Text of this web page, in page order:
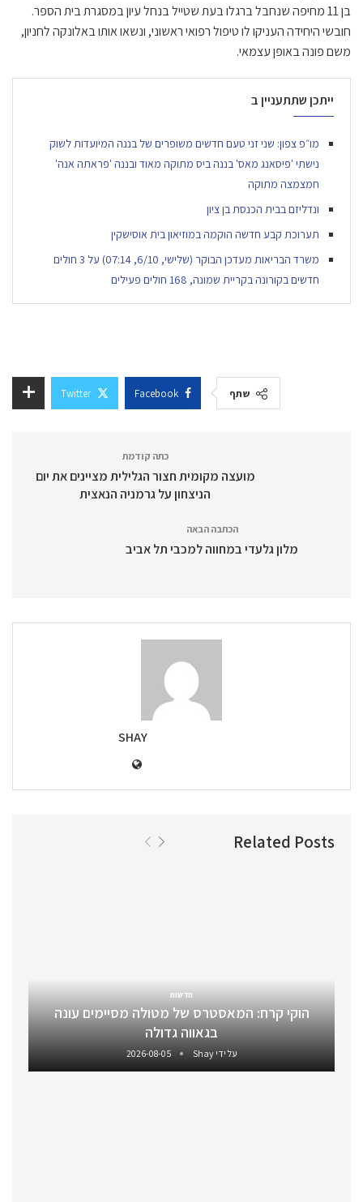
בן 11 מחיפה שנחבל ברגלו בעת שטייל בנחל עיון במסגרת בית הספר.
חובשי היחידה העניקו לו טיפול רפואי ראשוני, ונשאו אותו באלונקה לחניון,
משם פונה באופן עצמאי.
ייתכן שתתעניין ב
מו״פ צפון: שני זני טעם חדשים משופרים של בננה המיועדות לשוק
נישתי 'פיסאנג מאס' בננה ביס מתוקה מאוד ובננה 'פראתה אנה'
חמצמצה מתוקה
ונדליזם בבית הכנסת בן ציון
תערוכת קבע חדשה הוקמה במוזיאון בית אוסישקין
משרד הבריאות מעדכן הבוקר (שלישי, 6/10, 07:14) על 3 חולים
חדשים בקורונה בקריית שמונה, 168 חולים פעילים
שתף Facebook
Twitter
כתה קודמת
מועצה מקומית חצור הגלילית מציינים את יום
הניצחון על גרמניה הנאצית
הכתבה הבאה
מלון גלעדי במחווה למכבי תל אביב
SHAY
Related Posts
חדשות
הוקי קרח: המאסטרס של מטולה מסיימים עונה
בגאווה גדולה
על ידיShay
2026-08-05